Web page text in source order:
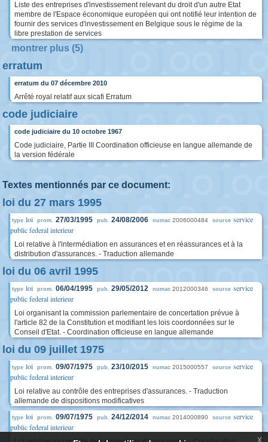
Liste des entreprises d'investissement relevant du droit d'un autre Etat
membre de l'Espace économique européen qui ont notifié leur intention de
fournir des services d'investissement en Belgique sous le régime de la
libre prestation de services
montrer plus (5)
erratum
erratum du 07 décembre 2010
Arrêté royal relatif aux sicafi Erratum
code judiciaire
code judiciaire du 10 octobre 1967
Code judiciaire, Partie III Coordination officieuse en langue allemande de
la version fédérale
Textes mentionnés par ce document:
loi du 27 mars 1995
type loi prom. 27/03/1995 pub. 24/08/2006 numac 2006000484 source service
public federal interieur
Loi relative à l'intermédiation en assurances et en réassurances et à la
distribution d'assurances. - Traduction allemande
loi du 06 avril 1995
type loi prom. 06/04/1995 pub. 29/05/2012 numac 2012000346 source service
public federal interieur
Loi organisant la commission parlementaire de concertation prévue à
l'article 82 de la Constitution et modifiant les lois coordonnées sur le
Conseil d'Etat. - Coordination officieuse en langue allemande
loi du 09 juillet 1975
type loi prom. 09/07/1975 pub. 23/10/2015 numac 2015000557 source service
public federal interieur
Loi relative au contrôle des entreprises d'assurances. - Traduction
allemande de dispositions modificatives
type loi prom. 09/07/1975 pub. 24/12/2014 numac 2014000890 source service
public federal interieur
x